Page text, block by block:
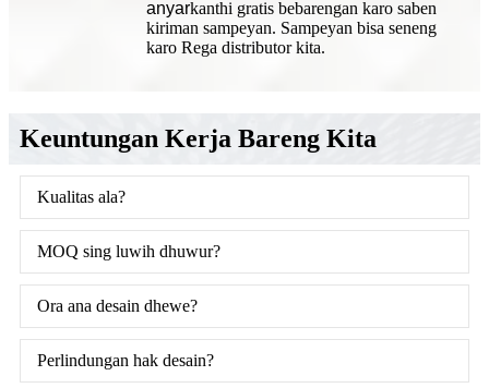
anyarkanthi gratis bebarengan karo saben
kiriman sampeyan. Sampeyan bisa seneng
karo Rega distributor kita.
Keuntungan Kerja Bareng Kita
Kualitas ala?
MOQ sing luwih dhuwur?
Ora ana desain dhewe?
Perlindungan hak desain?